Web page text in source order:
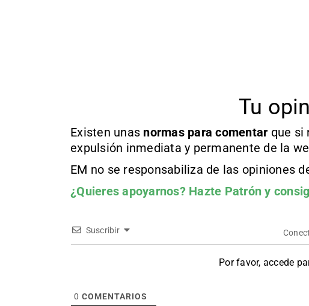
Tu
Existen unas normas para comentar que si
expulsión inmediata y permanente de la
EM no se responsabiliza de las opiniones
¿Quieres apoyarnos? Hazte Patrón y
Suscribir
Por favor, accede
0 COMENTARIOS